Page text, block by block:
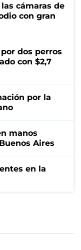
cámaras de
con gran
dos perros
con $2,7
por la
manos
Aires
en la